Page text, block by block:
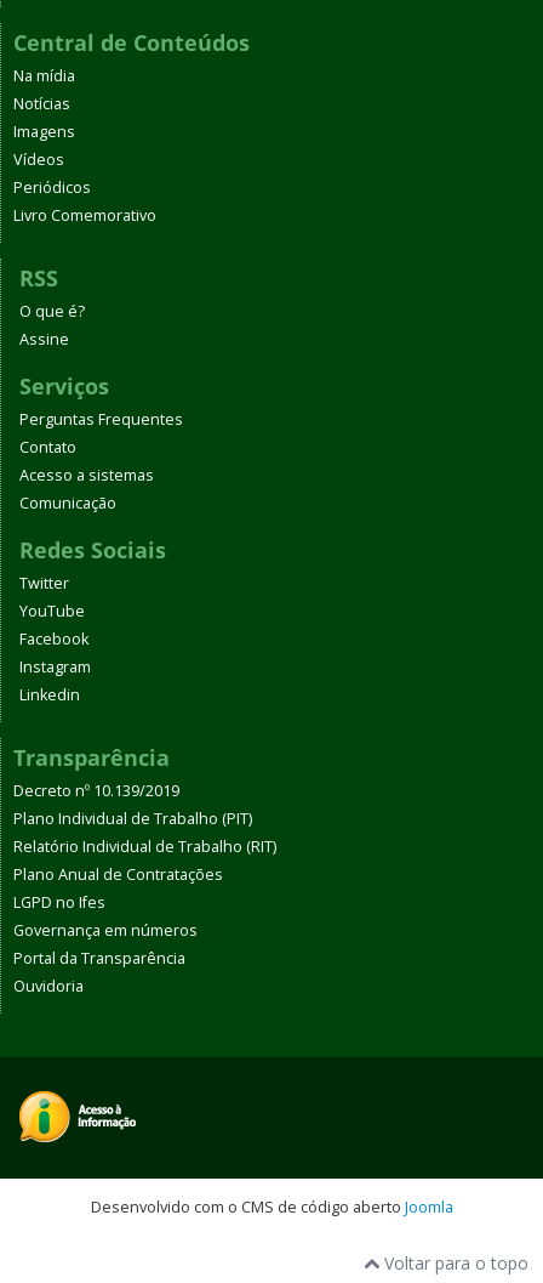
Central de Conteúdos
Na mídia
Notícias
Imagens
Vídeos
Periódicos
Livro Comemorativo
RSS
O que é?
Assine
Serviços
Perguntas Frequentes
Contato
Acesso a sistemas
Comunicação
Redes Sociais
Twitter
YouTube
Facebook
Instagram
Linkedin
Transparência
Decreto nº 10.139/2019
Plano Individual de Trabalho (PIT)
Relatório Individual de Trabalho (RIT)
Plano Anual de Contratações
LGPD no Ifes
Governança em números
Portal da Transparência
Ouvidoria
Desenvolvido com o CMS de código aberto Joomla
Voltar para o topo